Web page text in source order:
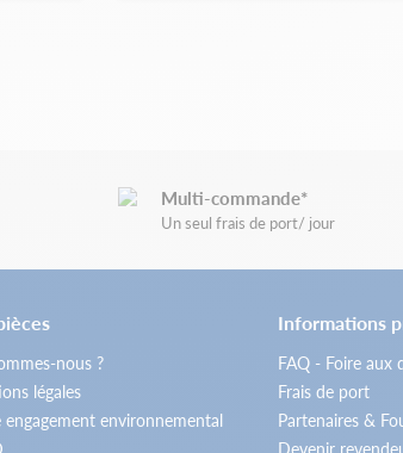
Multi-commande*
Un seul frais de port/ jour
nous ?
légales
environnemental
Informations
FAQ - Foire aux
Frais de port
Partenaires &
Devenir